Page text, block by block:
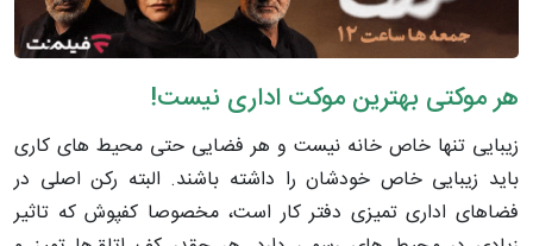
هر موکتی بهترین موکت اداری نیست!
زیبایی تنها خاص خانه نیست و هر فضایی حتی محیط های کاری
باید زیبایی خاص خودشان را داشته باشند. البته رکن اصلی در
فضاهای اداری تمیزی دفتر کار است، مخصوصا کفپوش که تاثیر